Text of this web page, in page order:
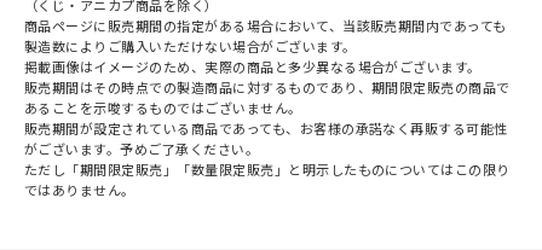
（くじ・アニカプ商品を除く）
商品ページに販売期間の指定がある場合において、当該販売期間内であっても
製造数によりご購入いただけない場合がございます。
掲載画像はイメージのため、実際の商品と多少異なる場合がございます。
販売期間はその時点での製造商品に対するものであり、期間限定販売の商品で
あることを示唆するものではございません。
販売期間が設定されている商品であっても、お客様の承諾なく再販する可能性
がございます。予めご了承ください。
ただし「期間限定販売」「数量限定販売」と明示したものについてはこの限り
ではありません。